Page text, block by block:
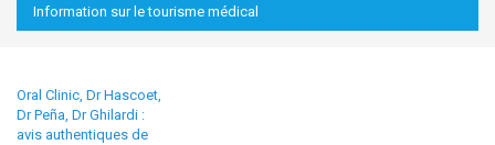
Information sur le tourisme médical
Oral Clinic, Dr Hascoet,
Dr Peña, Dr Ghilardi :
avis authentiques de